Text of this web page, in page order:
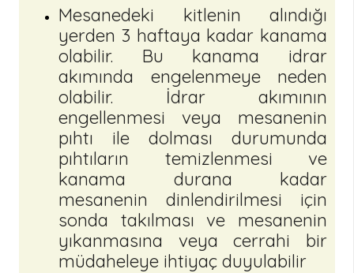
Mesanedeki kitlenin alındığı
yerden 3 haftaya kadar kanama
olabilir. Bu kanama idrar
akımında engelenmeye neden
olabilir. İdrar akımının
engellenmesi veya mesanenin
pıhtı ile dolması durumunda
pıhtıların temizlenmesi ve
kanama durana kadar
mesanenin dinlendirilmesi için
sonda takılması ve mesanenin
yıkanmasına veya cerrahi bir
müdaheleye ihtiyaç duyulabilir